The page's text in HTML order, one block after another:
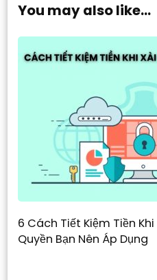
You may also like...
6 Cách Tiết Kiệm Tiền
Quyền Bạn Nên Áp Dụng